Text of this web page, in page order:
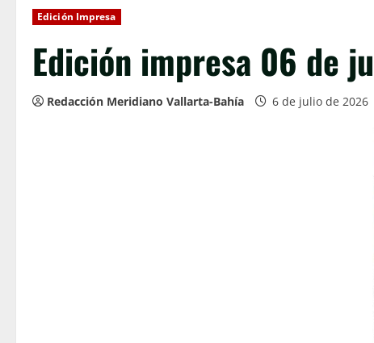
Edición Impresa
Edición impresa 06 de
Redacción Meridiano Vallarta-Bahía 6 de julio de 2026